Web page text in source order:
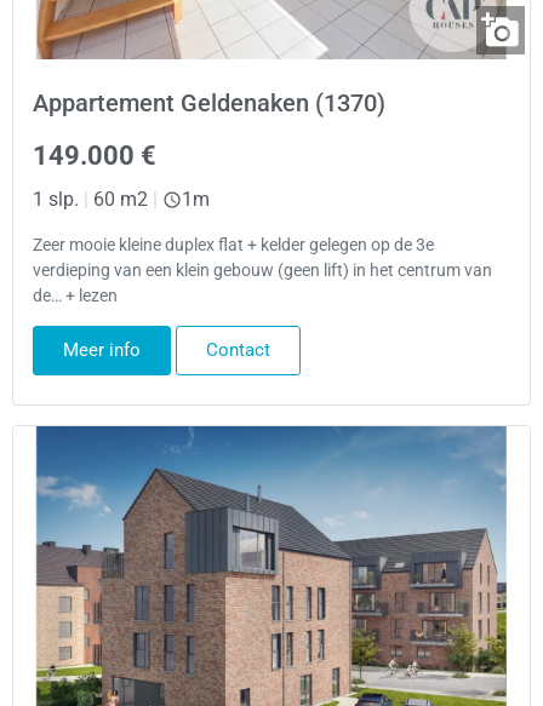
Appartement Geldenaken (1370)
149.000 €
1 slp. 60 m2 1m
Zeer mooie kleine duplex flat + kelder gelegen op de 3e
verdieping van een klein gebouw (geen lift) in het centrum van
de… + lezen
Meer info Contact